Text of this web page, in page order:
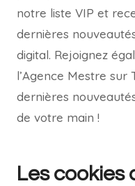
notre liste VIP et
dernières
digital. Rejoignez
l’Agence Mestre sur
dernières
de votre main !
Les cookies